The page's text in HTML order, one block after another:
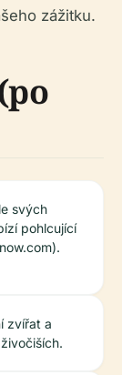
zážitku.
svých
pohlcující
zvířat a